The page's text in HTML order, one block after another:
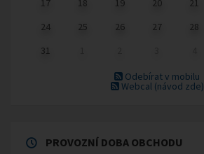
17
18 19 20 21
24
25 26 27 28
31
Odebírat v mobilu
Webcal (návod zde)
PROVOZNÍ DOBA OBCHODU